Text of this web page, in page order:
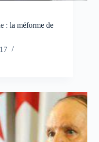
: la méforme de